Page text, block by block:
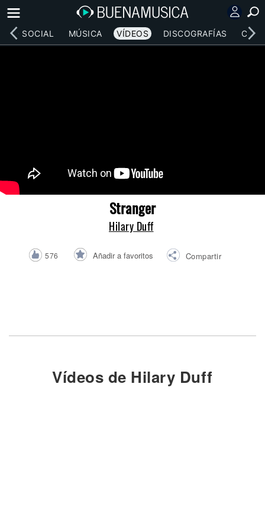
RED SOCIAL MÚSICA VÍDEOS DISCOGRAFÍAS
Stranger
Hilary Duff
576 Añadir a favoritos Compartir
Vídeos de Hilary Duff